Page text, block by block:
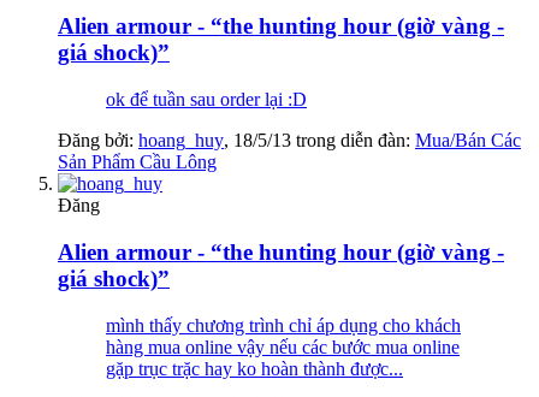
Alien armour - “the hunting hour (giờ vàng -
giá shock)”
ok để tuần sau order lại :D
Đăng bởi: hoang_huy, 18/5/13 trong diễn đàn: Mua/Bán Các
Sản Phẩm Cầu Lông
Đăng
Alien armour - “the hunting hour (giờ vàng -
giá shock)”
mình thấy chương trình chỉ áp dụng cho khách
hàng mua online vậy nếu các bước mua online
gặp trục trặc hay ko hoàn thành được...